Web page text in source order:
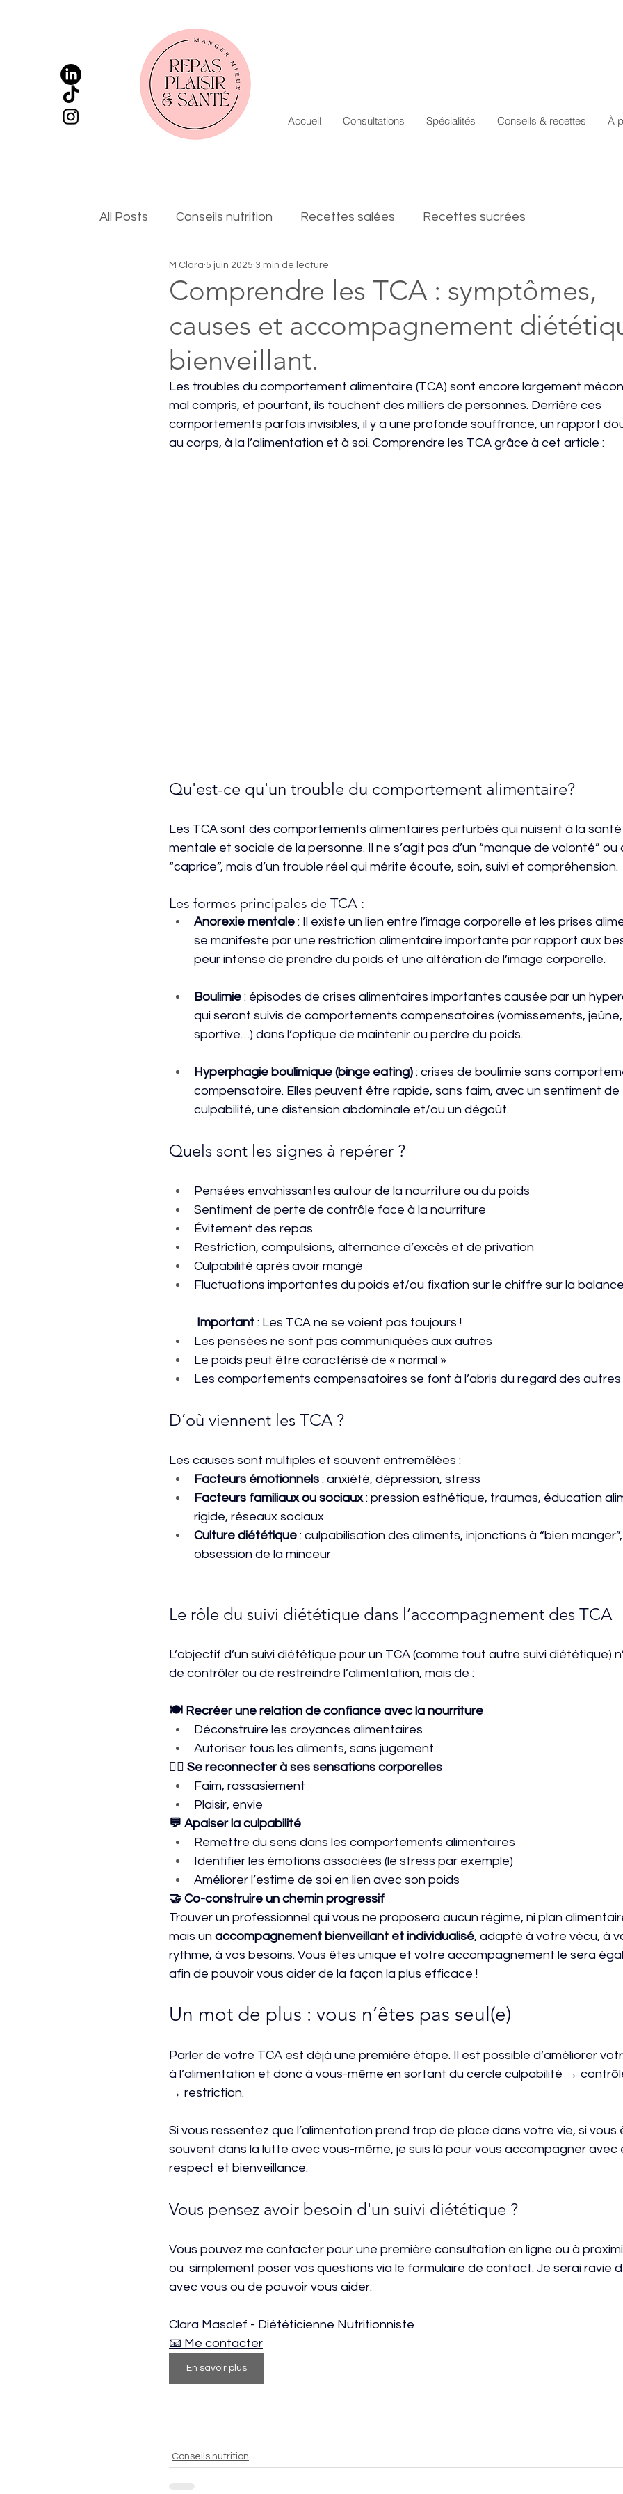
Accueil Consultations Spécialités Conseils & recettes À
All Posts Conseils nutrition Recettes salées Recettes sucrées
Comprendre les TCA : symptômes,
causes et accompagnement
bienveillant.
M Clara 5 juin 2025 3 min de lecture
Les troubles du comportement alimentaire (TCA) sont encore largement
mal compris, et pourtant, ils touchent des milliers de personnes. Derrière ces
comportements parfois invisibles, il y a une profonde souffrance, un rapport
au corps, à la l’alimentation et à soi. Comprendre les TCA grâce à cet article :
Qu'est-ce qu'un trouble du comportement alimentaire?
Les TCA sont des comportements alimentaires perturbés qui nuisent à la santé
mentale et sociale de la personne. Il ne s’agit pas d’un “manque de volonté” ou
“caprice”, mais d’un trouble réel qui mérite écoute, soin, suivi et compréhension.
Les formes principales de TCA :
Anorexie mentale : Il existe un lien entre l’image corporelle et les prises
se manifeste par une restriction alimentaire importante par rapport aux
peur intense de prendre du poids et une altération de l’image corporelle.
Boulimie : épisodes de crises alimentaires importantes causée par un
qui seront suivis de comportements compensatoires (vomissements,
sportive…) dans l’optique de maintenir ou perdre du poids.
Hyperphagie boulimique (binge eating) : crises de boulimie sans
compensatoire. Elles peuvent être rapide, sans faim, avec un sentiment de
culpabilité, une distension abdominale et/ou un dégoût.
Quels sont les signes à repérer ?
Pensées envahissantes autour de la nourriture ou du poids
Sentiment de perte de contrôle face à la nourriture
Évitement des repas
Restriction, compulsions, alternance d’excès et de privation
Culpabilité après avoir mangé
Fluctuations importantes du poids et/ou fixation sur le chiffre sur la balance
Important : Les TCA ne se voient pas toujours !
Les pensées ne sont pas communiquées aux autres
Le poids peut être caractérisé de « normal »
Les comportements compensatoires se font à l’abris du regard des autres
D’où viennent les TCA ?
Les causes sont multiples et souvent entremêlées :
Facteurs émotionnels : anxiété, dépression, stress
Facteurs familiaux ou sociaux : pression esthétique, traumas, éducation
rigide, réseaux sociaux
Culture diététique : culpabilisation des aliments, injonctions à “bien manger”,
obsession de la minceur
Le rôle du suivi diététique dans l’accompagnement des TCA
L’objectif d’un suivi diététique pour un TCA (comme tout autre suivi diététique)
de contrôler ou de restreindre l’alimentation, mais de :
🍽️ Recréer une relation de confiance avec la nourriture
Déconstruire les croyances alimentaires
Autoriser tous les aliments, sans jugement
🧘‍♀️ Se reconnecter à ses sensations corporelles
Faim, rassasiement
Plaisir, envie
💬 Apaiser la culpabilité
Remettre du sens dans les comportements alimentaires
Identifier les émotions associées (le stress par exemple)
Améliorer l’estime de soi en lien avec son poids
🤝 Co-construire un chemin progressif
Trouver un professionnel qui vous ne proposera aucun régime, ni plan
mais un accompagnement bienveillant et individualisé, adapté à votre vécu, à
rythme, à vos besoins. Vous êtes unique et votre accompagnement le sera
afin de pouvoir vous aider de la façon la plus efficace !
Un mot de plus : vous n’êtes pas seul(e)
Parler de votre TCA est déjà une première étape. Il est possible d’améliorer
à l’alimentation et donc à vous-même en sortant du cercle culpabilité →
→ restriction.
Si vous ressentez que l’alimentation prend trop de place dans votre vie, si vous
souvent dans la lutte avec vous-même, je suis là pour vous accompagner avec
respect et bienveillance.
Vous pensez avoir besoin d'un suivi diététique ?
Vous pouvez me contacter pour une première consultation en ligne ou à
ou  simplement poser vos questions via le formulaire de contact. Je serai ravie
avec vous ou de pouvoir vous aider.
Clara Masclef - Diététicienne Nutritionniste
📧 Me contacter
En savoir plus
Conseils nutrition